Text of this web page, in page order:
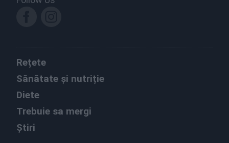
Rețete
Sănătate și nutriție
Diete
Trebuie sa mergi
Știri